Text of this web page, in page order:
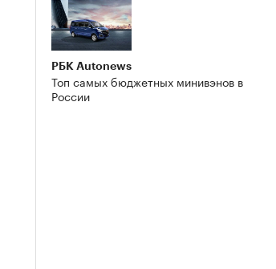
РБК Autonews
Топ самых бюджетных минивэнов в
России